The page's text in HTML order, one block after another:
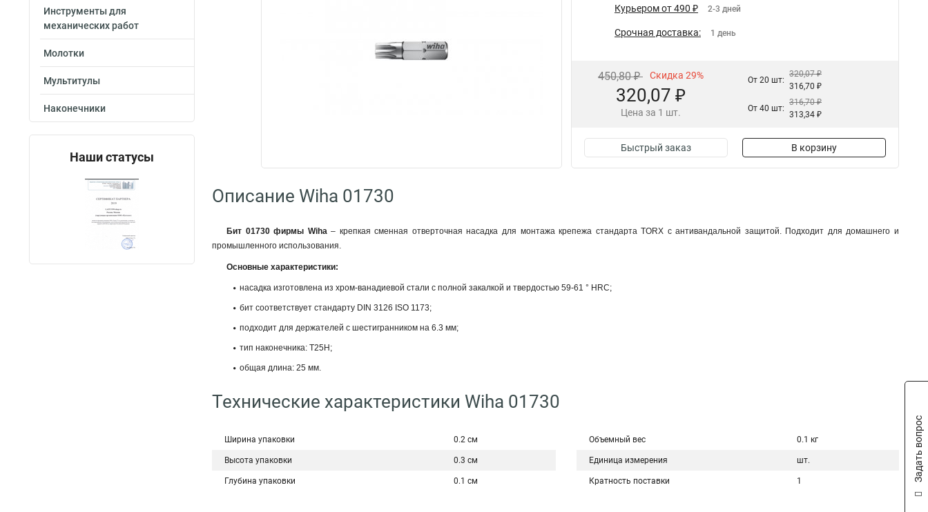
Инструменты для
механических работ
Молотки
Мультитулы
Наконечники
Наши статусы
Курьером от 490 ₽ 2-3 дней
Срочная доставка: 1 день
450,80 ₽ Скидка 29%
320,07 ₽
Цена за 1 шт.
От 20 шт:
320,07 ₽
316,70 ₽
От 40 шт:
316,70 ₽
313,34 ₽
Быстрый заказ В корзину
Описание Wiha 01730
Бит 01730 фирмы Wiha– крепкая сменная отверточная насадка для монтажа крепежа стандарта TORX с антивандальной защитой. Подходит для домашнего и
промышленного использования.
Основные характеристики:
насадка изготовлена из хром-ванадиевой стали с полной закалкой и твердостью 59-61 ° HRC;
бит соответствует стандарту DIN 3126 ISO 1173;
подходит для держателей с шестигранником на 6.3 мм;
тип наконечника: T25H;
общая длина: 25 мм.
Технические характеристики Wiha 01730
Ширина упаковки 0.2 см
Высота упаковки 0.3 см
Глубина упаковки 0.1 см
Объемный вес 0.1 кг
Единица измерения шт.
Кратность поставки 1 Задать вопрос